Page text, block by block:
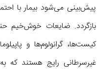
بازگردد. ضایعات خوش‌خیم
کیست‌ها، گرانولوم‌ها و
غیرسرطانی رایج هستند که